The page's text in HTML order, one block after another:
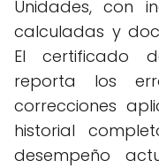
Unidades, con
calculadas y
El certificado
reporta los
correcciones
historial
desempeño